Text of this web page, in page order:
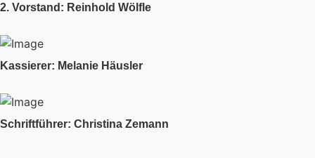
2. Vorstand: Reinhold Wölfle
Kassierer: Melanie Häusler
Schriftführer: Christina Zemann